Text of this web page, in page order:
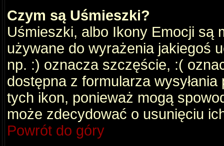
Czym są Uśmieszki?
Uśmieszki, albo Ikony Emocji są
używane do wyrażenia jakiegoś
np. :) oznacza szczęście, :(
dostępna z formularza
tych ikon, ponieważ mogą
może zdecydować o usunięciu
Powrót do góry